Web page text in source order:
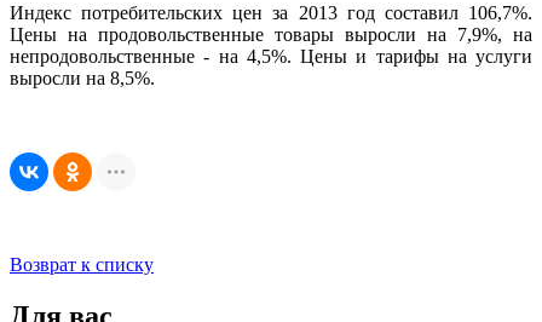
Индекс потребительских цен за 2013 год составил 106,7%.
Цены на продовольственные товары выросли на 7,9%, на
непродовольственные - на 4,5%. Цены и тарифы на услуги
выросли на 8,5%.
Возврат к списку
Для вас